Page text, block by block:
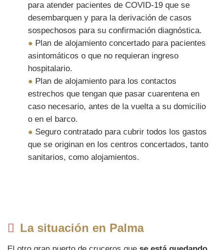
para atender pacientes de COVID-19 que se
desembarquen y para la derivación de casos
sospechosos para su confirmación diagnóstica.
● Plan de alojamiento concertado para pacientes
asintomáticos o que no requieran ingreso
hospitalario.
● Plan de alojamiento para los contactos
estrechos que tengan que pasar cuarentena en
caso necesario, antes de la vuelta a su domicilio
o en el barco.
● Seguro contratado para cubrir todos los gastos
que se originan en los centros concertados, tanto
sanitarios, como alojamientos.
La situación en Palma